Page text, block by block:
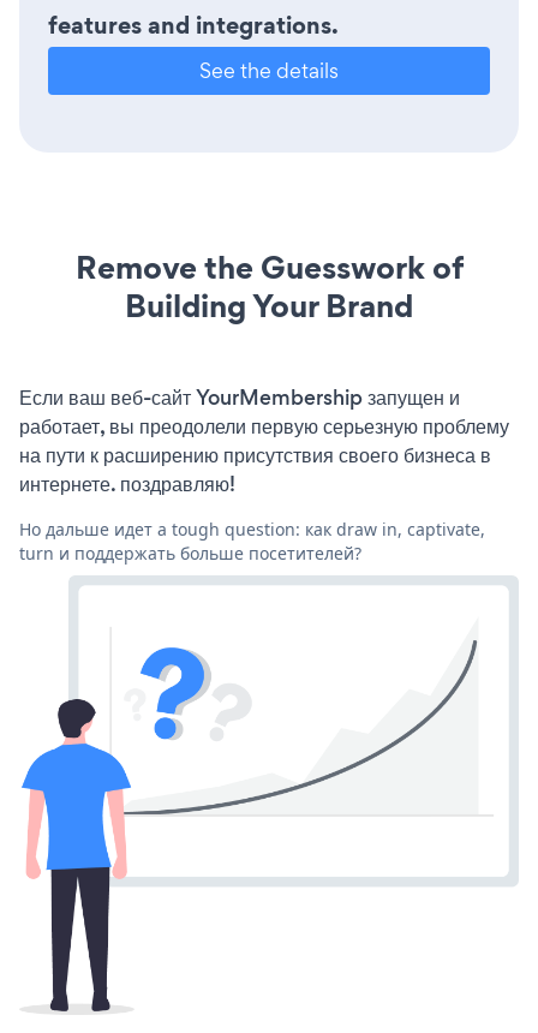
features and integrations.
See the details
Remove the Guesswork of
Building Your Brand
Если ваш веб-сайт YourMembership запущен и
работает, вы преодолели первую серьезную проблему
на пути к расширению присутствия своего бизнеса в
интернете. поздравляю!
Но дальше идет a tough question: как draw in, captivate,
turn и поддержать больше посетителей?